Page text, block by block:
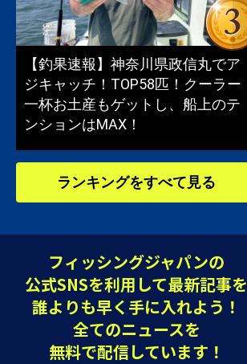
【釣果速報】神奈川県政信丸でア
ジキャッチ！TOP58匹！クーラー
一杯お土産もゲットし、船上のテ
ンションはMAX！
ランキングをすべて見る
フィッシングジャパンの
公式SNSを利用して最新記事を
誰よりも早く手に入れよう！
全てのニュースを
無料で配信しています！